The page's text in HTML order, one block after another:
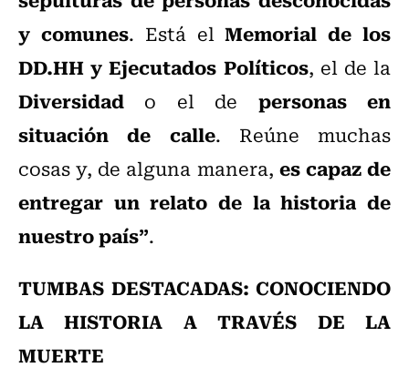
y comunes. Está elMemorial de los
DD.HH y Ejecutados Políticos, el de la
Diversidad o el de personas en
situación de calle. Reúne muchas
cosas y, de alguna manera, es capaz de
entregar un relato de la historia de
nuestro país”.
TUMBAS DESTACADAS: CONOCIENDO
LA HISTORIA A TRAVÉS DE LA
MUERTE